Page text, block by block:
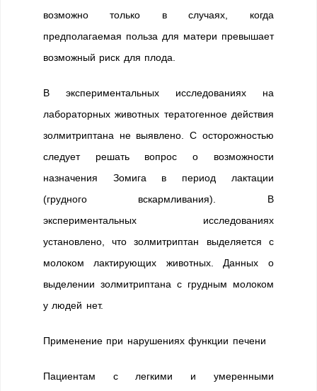
возможно только в случаях, когда
предполагаемая польза для матери превышает
возможный риск для плода.
В экспериментальных исследованиях на
лабораторных животных тератогенное действия
золмитриптана не выявлено. С осторожностью
следует решать вопрос о возможности
назначения Зомига в период лактации
(грудного вскармливания). В
экспериментальных исследованиях
установлено, что золмитриптан выделяется с
молоком лактирующих животных. Данных о
выделении золмитриптана с грудным молоком
у людей нет.
Применение при нарушениях функции печени
Пациентам с легкими и умеренными